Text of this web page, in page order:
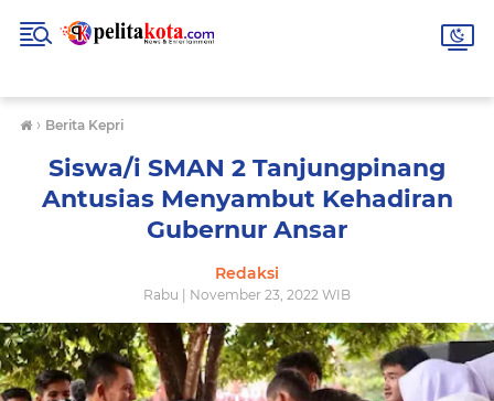
› Berita Kepri
Siswa/i SMAN 2 Tanjungpinang
Antusias Menyambut Kehadiran
Gubernur Ansar
Redaksi
Rabu | November 23, 2022 WIB